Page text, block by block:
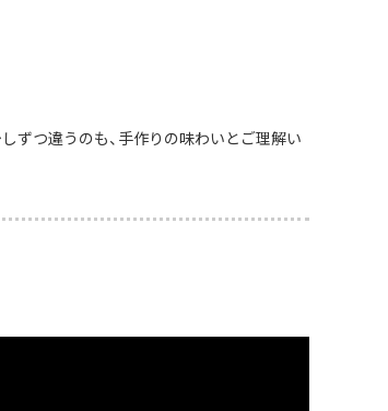
ずつ違うのも、手作りの味わいとご理解い